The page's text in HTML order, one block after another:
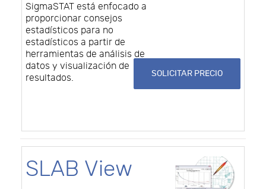
SigmaSTAT está enfocado a
proporcionar consejos
estadísticos para no
estadísticos a partir de
herramientas de análisis de
datos y visualización de
resultados.
SOLICITAR PRECIO
SLAB View